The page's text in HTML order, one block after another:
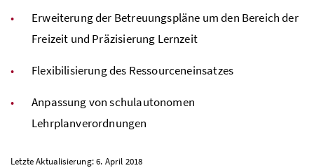
Erweiterung der Betreuungspläne um den Bereich der
Freizeit und Präzisierung Lernzeit
Flexibilisierung des Ressourceneinsatzes
Anpassung von schulautonomen
Lehrplanverordnungen
Letzte Aktualisierung: 6. April 2018